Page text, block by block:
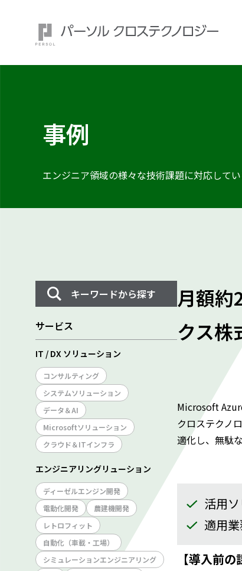
事例
エンジニア領域の様々な技術課題に対応してい
キーワードから探す
サービス
IT / DX ソリューション
コンサルティング
システムソリューション
データ＆AI
Microsoftソリューション
クラウド＆ITインフラ
エンジニアリングリューション
ディーゼルエンジン開発
電動化開発
農建機開発
レトロフィット
自動化（車載・工場）
シミュレーションエンジニアリング
月額
クス株
Microsoft
クロステクノ
適化し、無駄
活用
適用
【導入前の